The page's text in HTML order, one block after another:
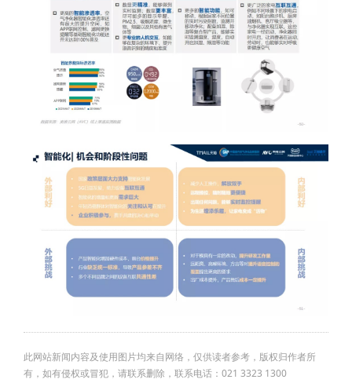
此网站新闻内容及使用图片均来自网络，仅供读者参考，版权归作者所
有，如有侵权或冒犯，请联系删除，联系电话：021 3323 1300